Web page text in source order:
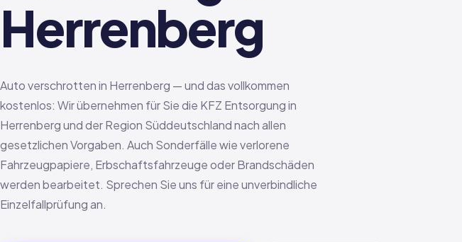
Herrenberg
Auto verschrotten in Herrenberg — und das vollkommen
kostenlos: Wir übernehmen für Sie die KFZ Entsorgung in
Herrenberg und der Region Süddeutschland nach allen
gesetzlichen Vorgaben. Auch Sonderfälle wie verlorene
Fahrzeugpapiere, Erbschaftsfahrzeuge oder Brandschäden
werden bearbeitet. Sprechen Sie uns für eine unverbindliche
Einzelfallprüfung an.